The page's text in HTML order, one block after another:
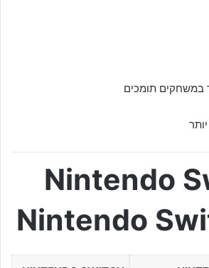
במשחקים תומכים
Nintendo